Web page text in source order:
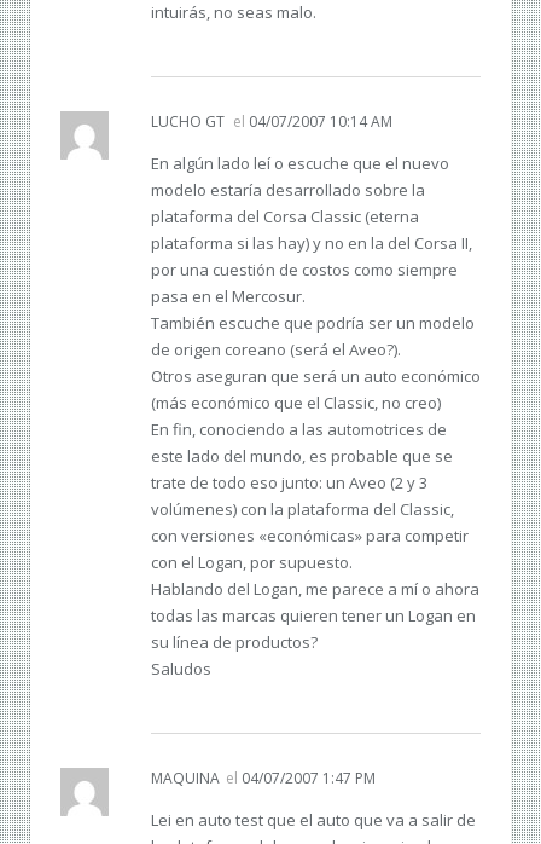
intuirás, no seas malo.
LUCHO GT el 04/07/2007 10:14 AM
En algún lado leí o escuche que el nuevo
modelo estaría desarrollado sobre la
plataforma del Corsa Classic (eterna
plataforma si las hay) y no en la del Corsa II,
por una cuestión de costos como siempre
pasa en el Mercosur.
También escuche que podría ser un modelo
de origen coreano (será el Aveo?).
Otros aseguran que será un auto económico
(más económico que el Classic, no creo)
En fin, conociendo a las automotrices de
este lado del mundo, es probable que se
trate de todo eso junto: un Aveo (2 y 3
volúmenes) con la plataforma del Classic,
con versiones «económicas» para competir
con el Logan, por supuesto.
Hablando del Logan, me parece a mí o ahora
todas las marcas quieren tener un Logan en
su línea de productos?
Saludos
MAQUINA el 04/07/2007 1:47 PM
Lei en auto test que el auto que va a salir de